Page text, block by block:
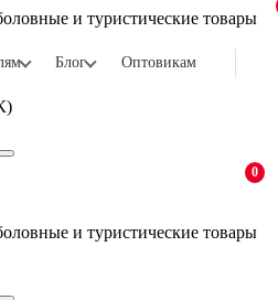
и туристические товары
Блог Оптовикам
0
и туристические товары